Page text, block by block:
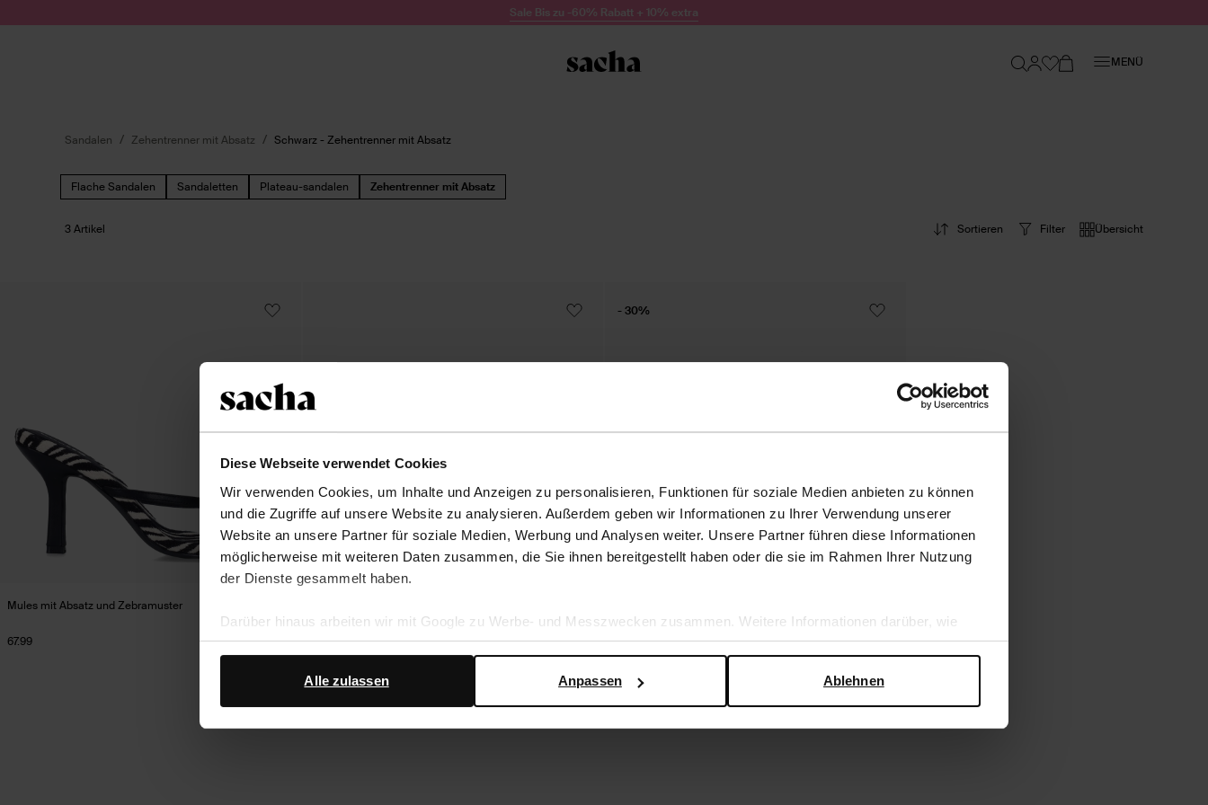
Diese Webseite verwendet Cookies
Wir verwenden Cookies, um Inhalte und Anzeigen zu personalisieren, Funktionen für soziale Medien anbieten zu können
und die Zugriffe auf unsere Website zu analysieren. Außerdem geben wir Informationen zu Ihrer Verwendung unserer
Website an unsere Partner für soziale Medien, Werbung und Analysen weiter. Unsere Partner führen diese Informationen
möglicherweise mit weiteren Daten zusammen, die Sie ihnen bereitgestellt haben oder die sie im Rahmen Ihrer Nutzung
der Dienste gesammelt haben.
Darüber hinaus arbeiten wir mit Google zu Werbe- und Messzwecken zusammen. Weitere Informationen darüber, wie
Google Ihre personenbezogenen Daten verwendet, finden Sie auf derSeite zur geschäftlichen Sicherheit und zum
Ablehnen
Anpassen
Alle zulassen
Sale Bis zu -60% Rabatt + 10% extra
MENÜ
Sandalen Zehentrenner mit Absatz Schwarz - Zehentrenner mit Absatz
Flache Sandalen Sandaletten Plateau-sandalen Zehentrenner mit Absatz
Filter Übersicht
3 Artikel Sortieren
Mules mit Absatz und Zebramuster
67.99 72.99 77.99
54.59
- 30%